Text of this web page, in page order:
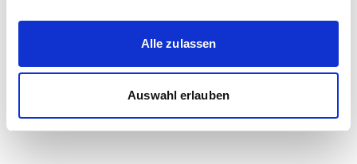
Alle zulassen
Auswahl erlauben